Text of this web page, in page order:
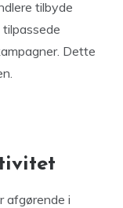
tilbyde
Dette
afgørende i